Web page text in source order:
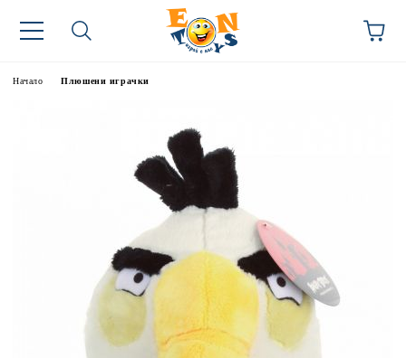
Начало Плюшени играчки